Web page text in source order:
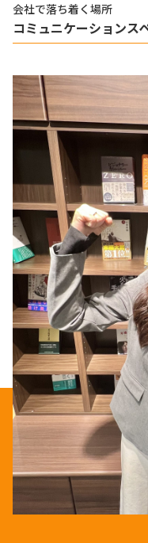
会社で落ち着く場所
コミュニケーションス